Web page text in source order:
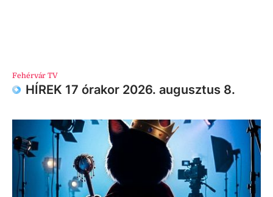
Fehérvár TV
HÍREK 17 órakor 2026. augusztus 8.